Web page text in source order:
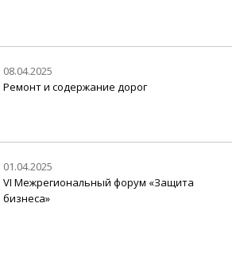
08.04.2025
Ремонт и содержание дорог
01.04.2025
VI Межрегиональный форум «Защита
бизнеса»